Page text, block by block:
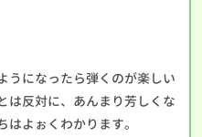
うになったら弾くのが楽しい
は反対に、あんまり芳しくな
よぉくわかります。